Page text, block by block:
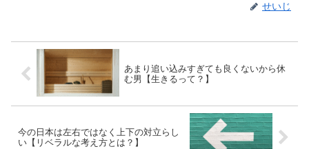
せいじ
あまり追い込みすぎても良くないから休
む男【生きるって？】
今の日本は左右ではなく上下の対立らし
い【リベラルな考え方とは？】